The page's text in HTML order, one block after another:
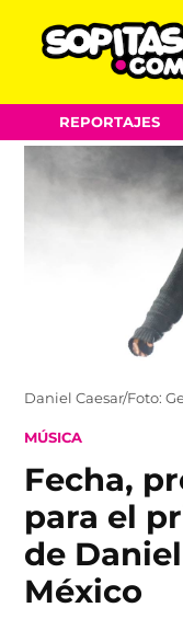
Skip
to
content
REPORTAJES
Daniel Caesar/Foto:
POSTED
MÚSICA
Fecha,
para el
de
México